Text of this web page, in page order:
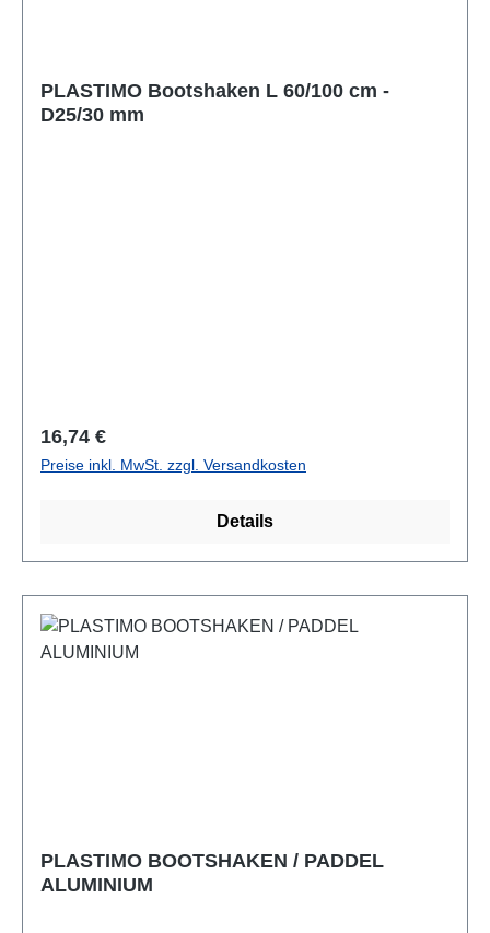
PLASTIMO Bootshaken L 60/100 cm -
D25/30 mm
Regulärer Preis:
16,74 €
Preise inkl. MwSt. zzgl. Versandkosten
Details
PLASTIMO BOOTSHAKEN / PADDEL
ALUMINIUM